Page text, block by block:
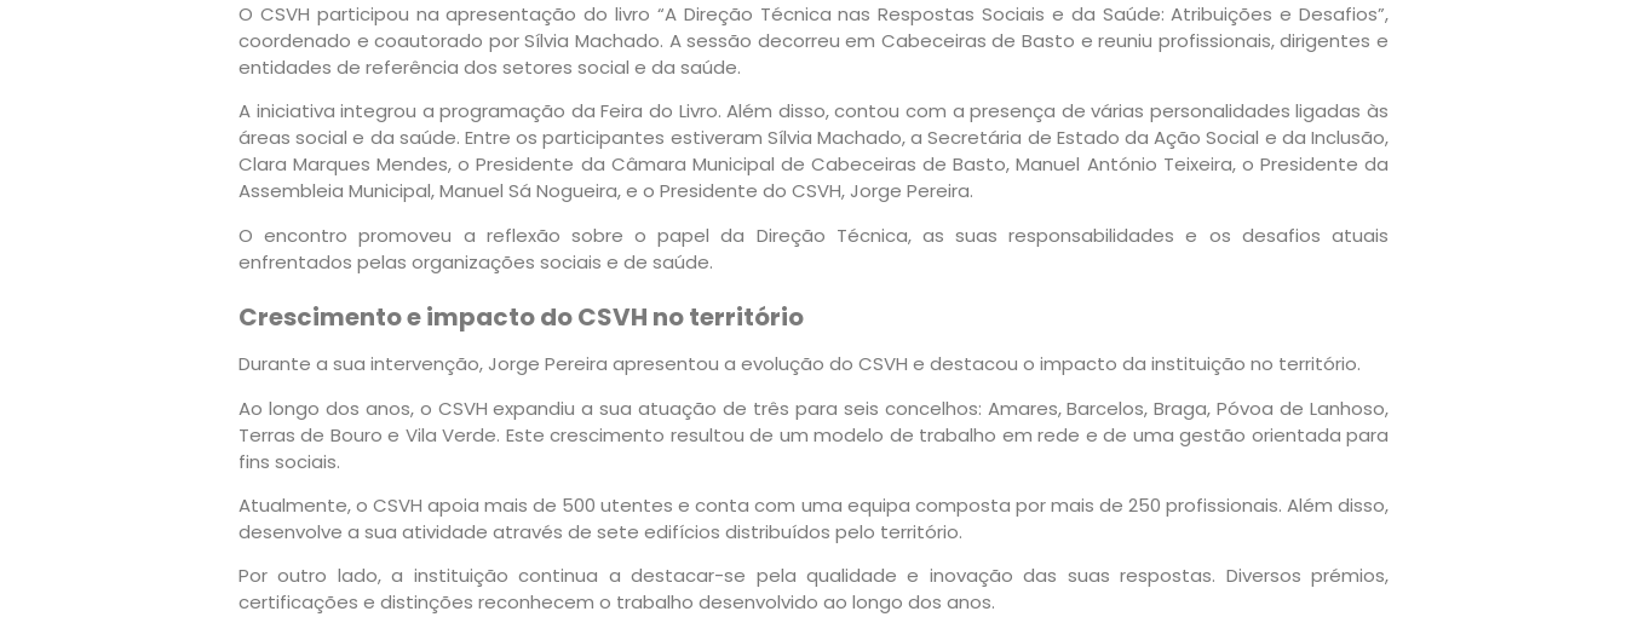
O CSVH participou na apresentação do livro “A Direção Técnica nas Respostas Sociais e da Saúde: Atribuições e Desafios”,
coordenado e coautorado por Sílvia Machado. A sessão decorreu em Cabeceiras de Basto e reuniu profissionais, dirigentes e
entidades de referência dos setores social e da saúde.
A iniciativa integrou a programação da Feira do Livro. Além disso, contou com a presença de várias personalidades ligadas às
áreas social e da saúde. Entre os participantes estiveram Sílvia Machado, a Secretária de Estado da Ação Social e da Inclusão,
Clara Marques Mendes, o Presidente da Câmara Municipal de Cabeceiras de Basto, Manuel António Teixeira, o Presidente da
Assembleia Municipal, Manuel Sá Nogueira, e o Presidente do CSVH, Jorge Pereira.
O encontro promoveu a reflexão sobre o papel da Direção Técnica, as suas responsabilidades e os desafios atuais
enfrentados pelas organizações sociais e de saúde.
Crescimento e impacto do CSVH no território
Durante a sua intervenção, Jorge Pereira apresentou a evolução do CSVH e destacou o impacto da instituição no território.
Ao longo dos anos, o CSVH expandiu a sua atuação de três para seis concelhos: Amares, Barcelos, Braga, Póvoa de Lanhoso,
Terras de Bouro e Vila Verde. Este crescimento resultou de um modelo de trabalho em rede e de uma gestão orientada para
fins sociais.
Atualmente, o CSVH apoia mais de 500 utentes e conta com uma equipa composta por mais de 250 profissionais. Além disso,
desenvolve a sua atividade através de sete edifícios distribuídos pelo território.
Por outro lado, a instituição continua a destacar-se pela qualidade e inovação das suas respostas. Diversos prémios,
certificações e distinções reconhecem o trabalho desenvolvido ao longo dos anos.